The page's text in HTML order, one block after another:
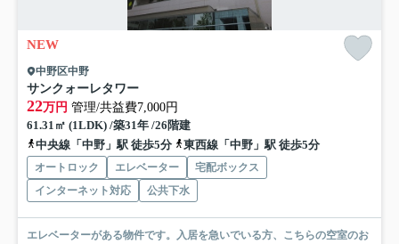
NEW
中野区中野
サンクォーレタワー
22万円 管理/共益費7,000円
61.31㎡ (1LDK) /築31年 /26階建
中央線「中野」駅 徒歩5分
東西線「中野」駅 徒歩5分
オートロック エレベーター
宅配ボックス
インターネット対応
公共下水
エレベーターがある物件です。入居を急いでいる方、こちらの空室のお